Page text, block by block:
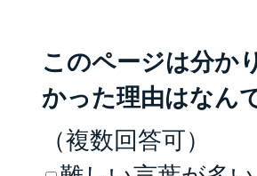
このページは分か
かった理由はなん
（複数回答可）